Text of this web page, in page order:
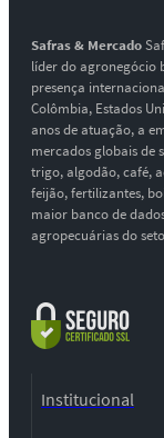
Safras & Mercado
líder do agronegócio
presença
Colômbia, Estados
anos de atuação, a
mercados globais de
trigo, algodão, café,
feijão, fertilizantes,
maior banco de
agropecuárias do
Institucional